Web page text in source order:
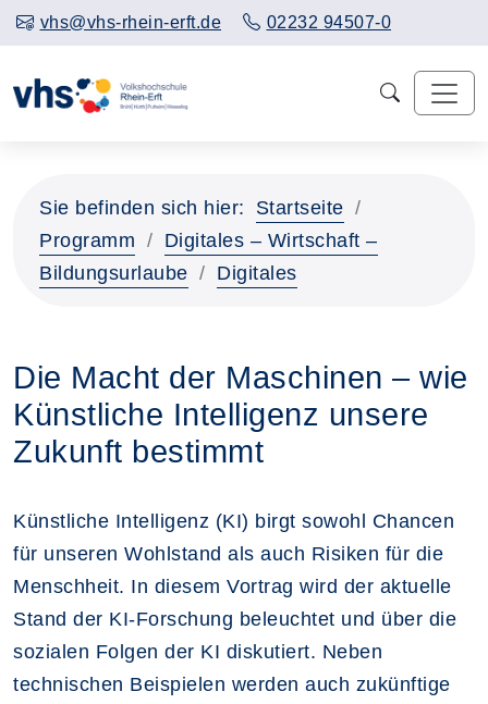
vhs@vhs-rhein-erft.de 02232 94507-0
Sie befinden sich hier:
Startseite
Programm
Digitales – Wirtschaft –
Bildungsurlaube
Digitales
Die Macht der Maschinen – wie
Künstliche Intelligenz unsere
Zukunft bestimmt
Künstliche Intelligenz (KI) birgt sowohl Chancen
für unseren Wohlstand als auch Risiken für die
Menschheit. In diesem Vortrag wird der aktuelle
Stand der KI-Forschung beleuchtet und über die
sozialen Folgen der KI diskutiert. Neben
technischen Beispielen werden auch zukünftige